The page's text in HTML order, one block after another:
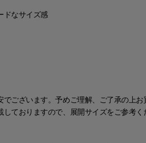
ドなサイズ感
ございます。予めご理解、ご了承の上お
ておりますので、展開サイズをご参考く